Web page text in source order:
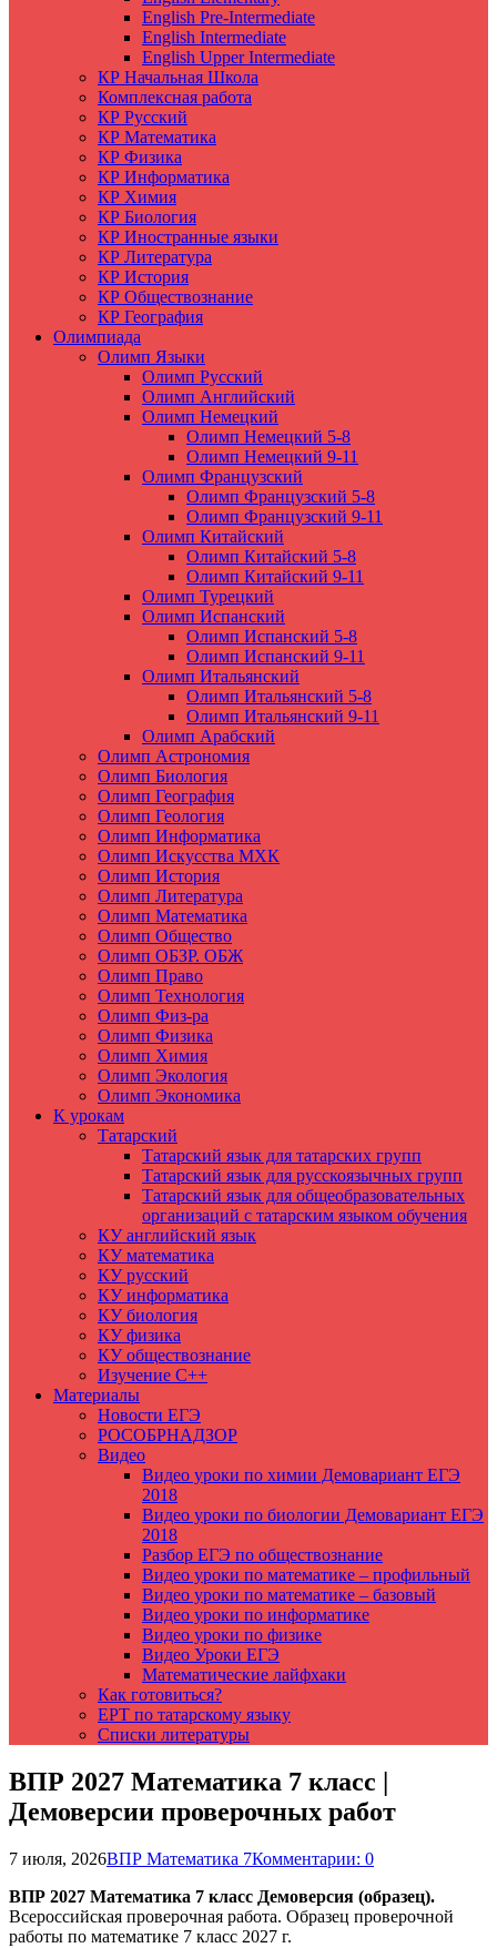
English Pre-Intermediate
English Intermediate
English Upper Intermediate
КР Начальная Школа
Комплексная работа
КР Русский
КР Математика
КР Физика
КР Информатика
КР Химия
КР Биология
КР Иностранные языки
КР Литература
КР История
КР Обществознание
КР География
Олимпиада
Олимп Языки
Олимп Русский
Олимп Английский
Олимп Немецкий
Олимп Немецкий 5-8
Олимп Немецкий 9-11
Олимп Французский
Олимп Французский 5-8
Олимп Французский 9-11
Олимп Китайский
Олимп Китайский 5-8
Олимп Китайский 9-11
Олимп Турецкий
Олимп Испанский
Олимп Испанский 5-8
Олимп Испанский 9-11
Олимп Итальянский
Олимп Итальянский 5-8
Олимп Итальянский 9-11
Олимп Арабский
Олимп Астрономия
Олимп Биология
Олимп География
Олимп Геология
Олимп Информатика
Олимп Искусства МХК
Олимп История
Олимп Литература
Олимп Математика
Олимп Общество
Олимп ОБЗР. ОБЖ
Олимп Право
Олимп Технология
Олимп Физ-ра
Олимп Физика
Олимп Химия
Олимп Экология
Олимп Экономика
К урокам
Татарский
Татарский язык для татарских групп
Татарский язык для русскоязычных групп
Татарский язык для общеобразовательных
организаций с татарским языком обучения
КУ английский язык
КУ математика
КУ русский
КУ информатика
КУ биология
КУ физика
КУ обществознание
Изучение C++
Материалы
Новости ЕГЭ
РОСОБРНАДЗОР
Видео
Видео уроки по химии Демовариант ЕГЭ
2018
Видео уроки по биологии Демовариант ЕГЭ
2018
Разбор ЕГЭ по обществознание
Видео уроки по математике – профильный
Видео уроки по математике – базовый
Видео уроки по информатике
Видео уроки по физике
Видео Уроки ЕГЭ
Математические лайфхаки
Как готовиться?
ЕРТ по татарскому языку
Списки литературы
ВПР 2027 Математика 7 класс |
Демоверсии проверочных работ
7 июля, 2026ВПР Математика 7Комментарии: 0
ВПР 2027 Математика 7 класс Демоверсия (образец).
Всероссийская проверочная работа. Образец проверочной
работы по математике 7 класс 2027 г.